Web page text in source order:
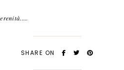
SHARE ON